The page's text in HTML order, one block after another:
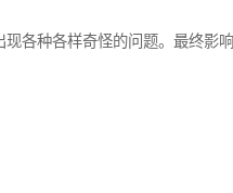
各种各样奇怪的问题。最终影响